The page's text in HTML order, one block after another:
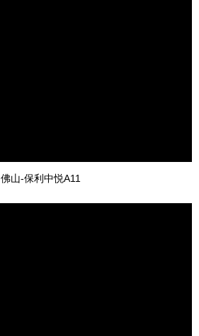
佛山-保利中悦A11